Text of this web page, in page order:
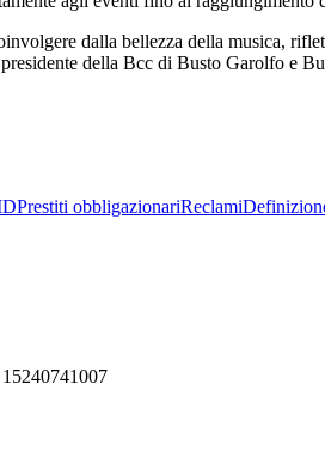
dalla bellezza della musica,
della Bcc di Busto Garolfo e
Prestiti obbligazionariReclami